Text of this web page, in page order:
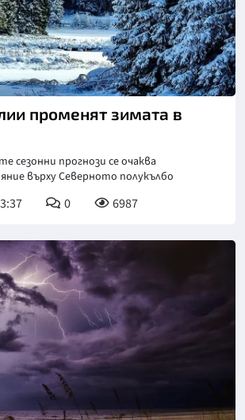
променят зимата в
сезонни прогнози се очаква
върху Северното полукълбо
0 6987